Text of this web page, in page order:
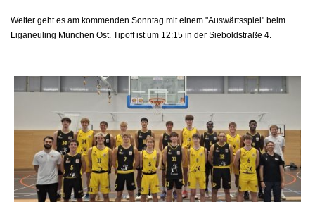
Weiter geht es am kommenden Sonntag mit einem "Auswärtsspiel" beim
Liganeuling München Ost. Tipoff ist um 12:15 in der Sieboldstraße 4.